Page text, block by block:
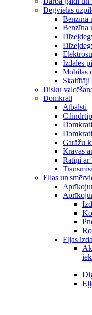
Degvielas
Benzīna
Benzīna
Izdales
Mobilās
Skaitītāji
Disku
Domkrati
Atbalsti
Garāžu
Kravas
Ratiņi ar
Eļļas un
Eļļas